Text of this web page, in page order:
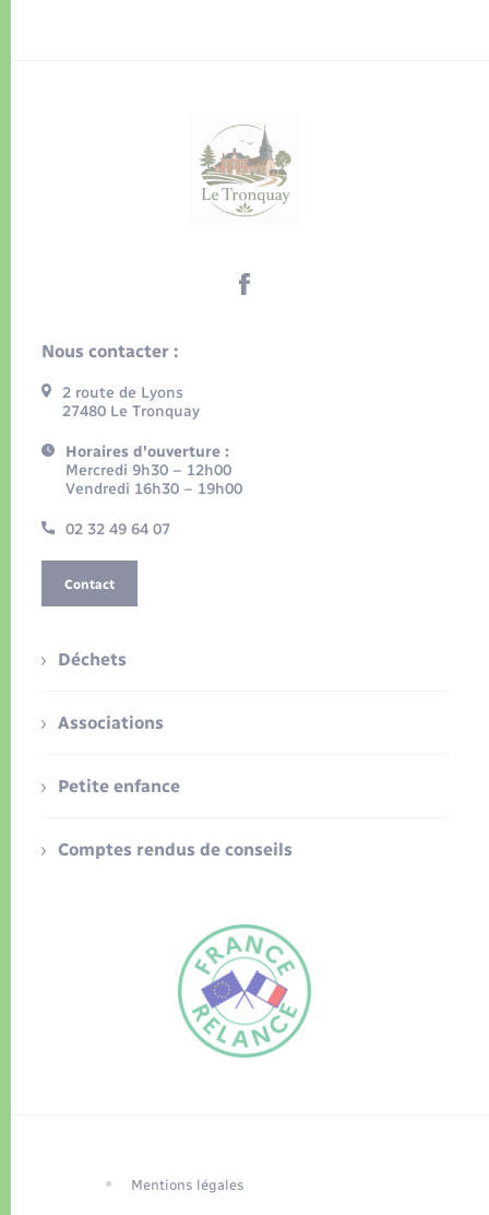
Nous contacter :
2 route de Lyons
27480 Le Tronquay
Horaires d'ouverture :
Mercredi 9h30 – 12h00
Vendredi 16h30 – 19h00
02 32 49 64 07
Contact
Déchets
Associations
Petite enfance
Comptes rendus de conseils
Mentions légales